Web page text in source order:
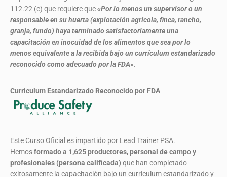
112.22 (c) que requiere que«Por lo menos un supervisor o un
responsable en su huerta (explotación agrícola, finca, rancho,
granja, fundo) haya terminado satisfactoriamente una
capacitación en inocuidad de los alimentos que sea por lo
menos equivalente a la recibida bajo un currículum estandarizado
reconocido como adecuado por la FDA».
Curriculum Estandarizado Reconocido por FDA
Este Curso Oficial es impartido por Lead Trainer PSA.
Hemosformadoa 1,625 productores, personal de campo y
profesionales (persona calificada) que han completado
exitosamente la capacitación bajo un curriculum estandarizado y